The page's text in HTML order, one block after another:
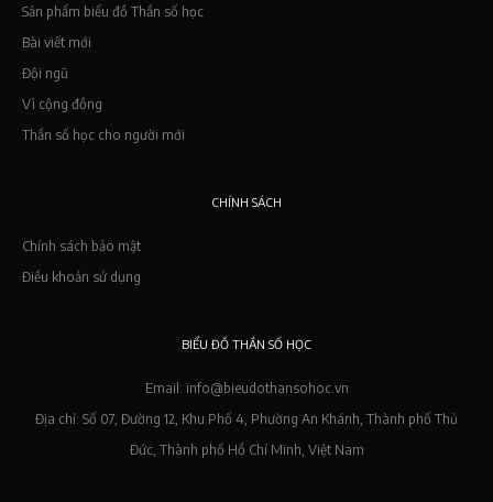
Sản phẩm biểu đồ Thần số học
Bài viết mới
Đội ngũ
Vì cộng đồng
Thần số học cho người mới
CHÍNH SÁCH
Chính sách bảo mật
Điều khoản sử dụng
BIỂU ĐỒ THẦN SỐ HỌC
Email: info@bieudothansohoc.vn
Địa chỉ: Số 07, Đường 12, Khu Phố 4, Phường An Khánh, Thành phố Thủ
Đức, Thành phố Hồ Chí Minh, Việt Nam